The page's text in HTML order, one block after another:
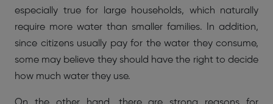
especially true for large households, which naturally
require more water than smaller families. In addition,
since citizens usually pay for the water they consume,
some may believe they should have the right to decide
how much water they use.